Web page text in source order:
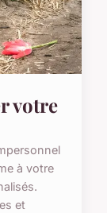
votre
à votre
et